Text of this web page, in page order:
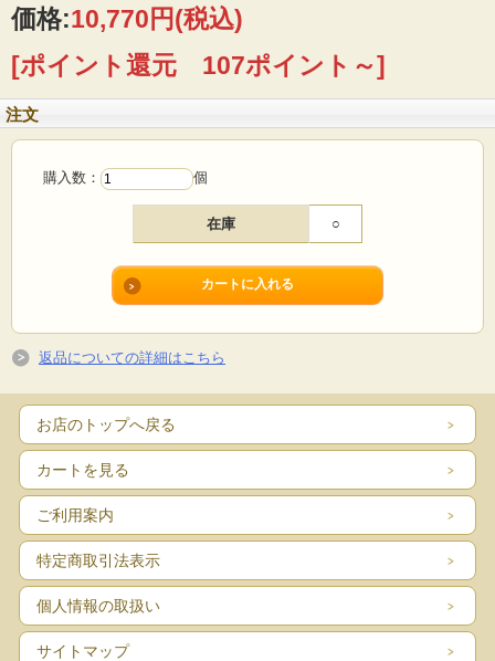
私たちは次世代により良い食と地球環境を継いでいくため、 持続可能な環境保
全型農業の普及に取り組んでいます。 農、食、教育、医療、環境、経済あらゆ
る社会問題は つながりの分断にあります。 今、「育てる人」「つくる人」「食
はあなたと共に 生産者と消費者をつなげる架け橋でありたいと思っています。
価格:10,770円(税込)
[ポイント還元 107ポイント～]
注文
購入数： 個
在庫 ○
返品についての詳細はこちら
お店のトップへ戻る
カートを見る
ご利用案内
特定商取引法表示
個人情報の取扱い
サイトマップ